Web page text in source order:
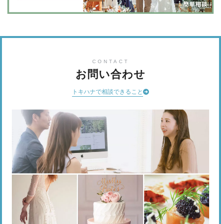
CONTACT
お問い合わせ
トキハナで相談できること